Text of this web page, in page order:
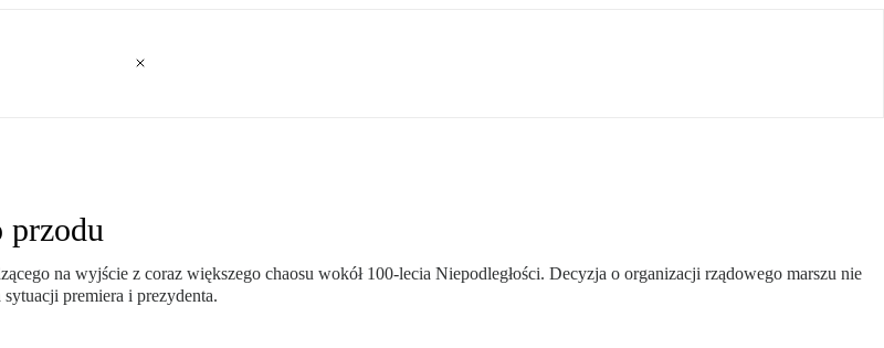
przodu
na wyjście z coraz większego chaosu wokół 100-lecia Niepodległości. Decyzja o organizacji rządowego marszu nie
premiera i prezydenta.